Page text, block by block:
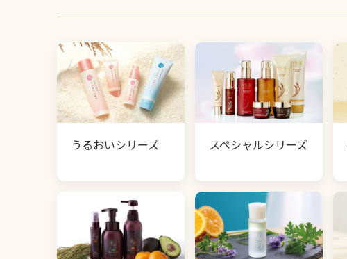
うるおいシリーズ スペシャルシリーズ